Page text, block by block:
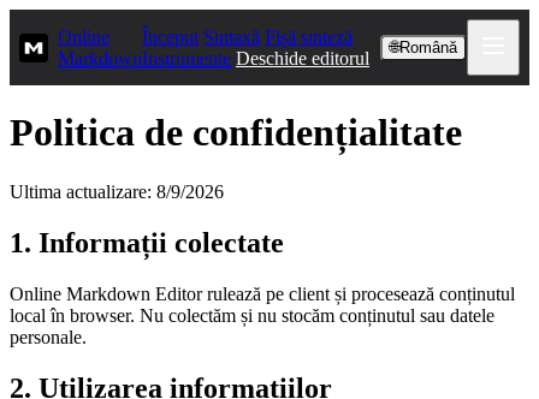
Online
Markdown
Început Sintaxă Fișă sinteză
Instrumente Deschide editorul
🌐Română
Politica de confidențialitate
Ultima actualizare: 8/9/2026
1. Informații colectate
Online Markdown Editor rulează pe client și procesează conținutul
local în browser. Nu colectăm și nu stocăm conținutul sau datele
personale.
2. Utilizarea informațiilor